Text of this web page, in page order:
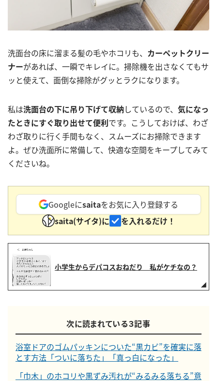
洗面台の床に溜まる髪の毛やホコリも、 カーペットクリー
ナーがあれば、一瞬でキレイに。掃除機を出さなくてもサ
ッと使えて、面倒な掃除がグッとラクになります。
私は洗面台の下に吊り下げて収納しているので、 気になっ
たときにすぐ取り出せて便利です。こうしておけば、わざ
わざ取りに行く手間もなく、スムーズにお掃除できます
よ。ぜひ洗面所に常備して、快適な空間をキープしてみて
くださいね。
Googleにsaitaをお気に入り登録する
saita(サイタ)に
を入れるだけ！
小学生からデパコスおねだり 私がケチなの？
次に読まれている３記事
浴室ドアのゴムパッキンについた“黒カビ”を確実に落
とす方法「ついに落ちた」「真っ白になった」
「巾木」のホコリや黒ずみ汚れが“みるみる落ちる”意